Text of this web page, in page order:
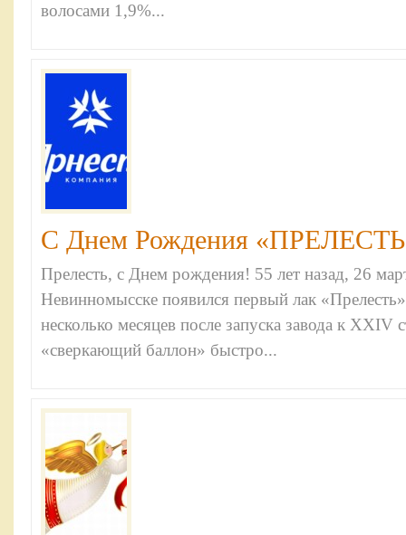
волосами 1,9%...
С Днем Рождения
Прелесть, с Днем рождения! 55 лет назад, 26
Невинномысске появился первый лак
несколько месяцев после запуска завода к
«сверкающий баллон» быстро...